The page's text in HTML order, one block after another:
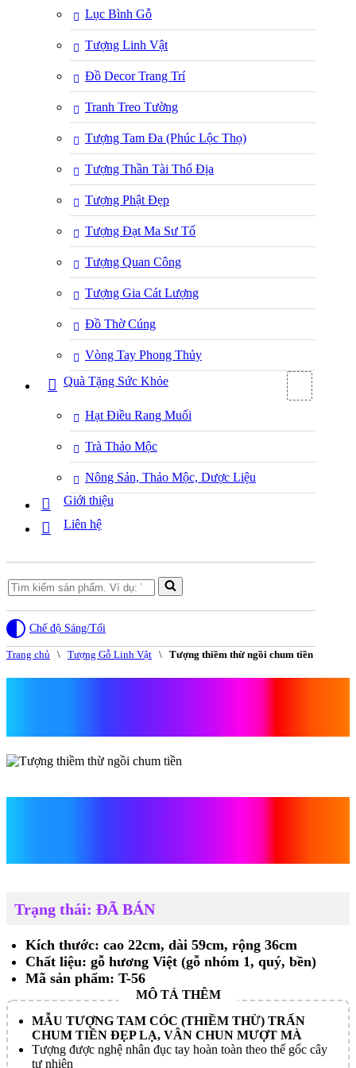
Lục Bình Gỗ
Tượng Linh Vật
Đồ Decor Trang Trí
Tranh Treo Tường
Tượng Tam Đa (Phúc Lộc Thọ)
Tượng Thần Tài Thổ Địa
Tượng Phật Đẹp
Tượng Đạt Ma Sư Tổ
Tượng Quan Công
Tượng Gia Cát Lượng
Đồ Thờ Cúng
Vòng Tay Phong Thủy
Quà Tặng Sức Khỏe
Hạt Điều Rang Muối
Trà Thảo Mộc
Nông Sản, Thảo Mộc, Dược Liệu
Giới thiệu
Liên hệ
Search
for...
Chế độ Sáng/Tối
Trang chủ \ Tượng Gỗ Linh Vật \ Tượng thiềm thừ ngồi chum tiền
Trạng thái: ĐÃ BÁN
Kích thước: cao 22cm, dài 59cm, rộng 36cm
Chất liệu: gỗ hương Việt (gỗ nhóm 1, quý, bền)
Mã sản phẩm: T-56
MẪU TƯỢNG TAM CÓC (THIỀM THỪ) TRẤN
CHUM TIỀN ĐẸP LẠ, VÂN CHUN MƯỢT MÀ
Tượng được nghệ nhân đục tay hoàn toàn theo thế gốc cây
tự nhiên